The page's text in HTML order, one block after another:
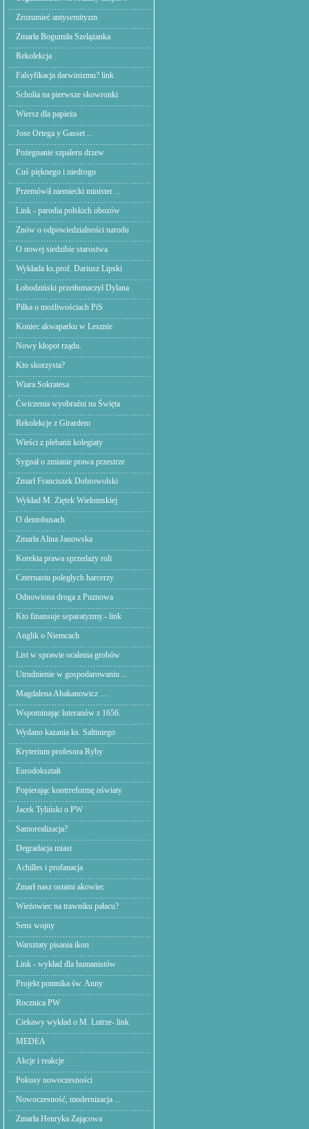
Zrozumieć antysemityzm
Zmarła Bogumiła Szelążanka
Rekolekcja
Falsyfikacja darwinizmu? link
Scholia na pierwsze skowronki
Wiersz dla papieża
Jose Ortega y Gasset ...
Pożegnanie szpaleru drzew
Cuś pięknego i niedrogo
Przemówił niemiecki minister ...
Link - parodia polskich obozów
Znów o odpowiedzialności narodu
O nowej siedzibie starostwa
Wykłada ks.prof. Dariusz Lipski
Łobodziński przetłumaczył Dylana
Piłka o możliwościach PiS
Koniec akwaparku w Lesznie
Nowy kłopot rządu.
Kto skorzysta?
Wiara Sokratesa
Ćwiczenia wyobraźni na Święta
Rekolekcje z Girardem
Wieści z plebanii kolegiaty
Sygnał o zmianie prawa przestrze
Zmarł Franciszek Dobrowolski
Wykład M. Ziętek Wielomskiej
O dentobusach
Zmarła Alina Janowska
Korekta prawa sprzedaży roli
Czternastu poległych harcerzy
Odnowiona droga z Puznowa
Kto finansuje separatyzmy.- link
Anglik o Niemcach
List w sprawie ocalenia grobów
Utrudnienie w gospodarowaniu ...
Magdalena Abakanowicz ....
Wspominając luteranów z 1656.
Wydano kazania ks. Saltiniego
Kryterium profesora Ryby
Eurodokształt
Popierając kontrreformę oświaty
Jacek Tyliński o PW
Samorealizacja?
Degradacja miast
Achilles i profanacja
Zmarł nasz ostatni akowiec
Wieżowiec na trawniku pałacu?
Sens wojny
Warsztaty pisania ikon
Link - wykład dla humanistów
Projekt pomnika św. Anny
Rocznica PW
Ciekawy wykład o M. Lutrze- link
MEDEA
Akcje i reakcje
Pokusy nowoczesności
Nowoczesność, modernizacja ...
Zmarła Henryka Zającowa